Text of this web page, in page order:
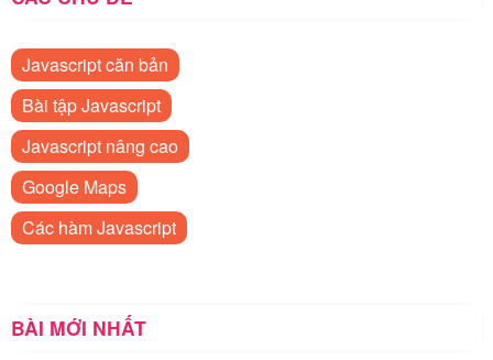
Javascript căn bản
Bài tập Javascript
Javascript nâng cao
Google Maps
Các hàm Javascript
BÀI MỚI NHẤT